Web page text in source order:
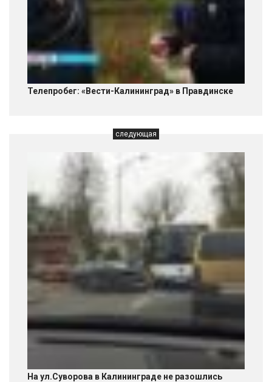
Телепробег: «Вести-Калининград» в Правдинске
следующая
На ул.Суворова в Калининграде не разошлись